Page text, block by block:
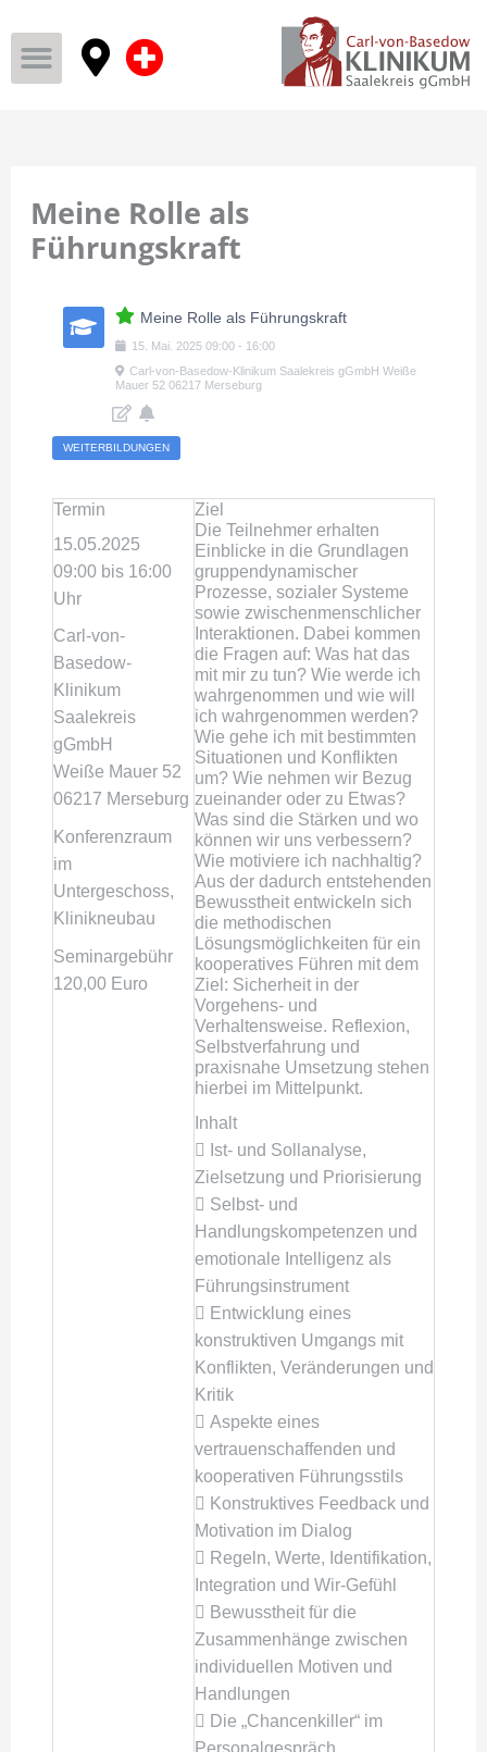
Meine Rolle als
Führungskraft
Meine Rolle als Führungskraft
15. Mai. 2025 09:00- 16:00
Carl-von-Basedow-Klinikum Saalekreis gGmbH Weiße
Mauer 52 06217 Merseburg
WEITERBILDUNGEN
Termin
15.05.2025
09:00 bis 16:00
Uhr
Carl-von-
Basedow-
Klinikum
Saalekreis
gGmbH
Weiße Mauer 52
06217 Merseburg
Konferenzraum
im
Untergeschoss,
Klinikneubau
Seminargebühr
120,00 Euro
Ziel
Die Teilnehmer erhalten
Einblicke in die Grundlagen
gruppendynamischer
Prozesse, sozialer Systeme
sowie zwischenmenschlicher
Interaktionen. Dabei kommen
die Fragen auf: Was hat das
mit mir zu tun? Wie werde ich
wahrgenommen und wie will
ich wahrgenommen werden?
Wie gehe ich mit bestimmten
Situationen und Konflikten
um? Wie nehmen wir Bezug
zueinander oder zu Etwas?
Was sind die Stärken und wo
können wir uns verbessern?
Wie motiviere ich nachhaltig?
Aus der dadurch entstehenden
Bewusstheit entwickeln sich
die methodischen
Lösungsmöglichkeiten für ein
kooperatives Führen mit dem
Ziel: Sicherheit in der
Vorgehens- und
Verhaltensweise. Reflexion,
Selbstverfahrung und
praxisnahe Umsetzung stehen
hierbei im Mittelpunkt.
Inhalt
 Ist- und Sollanalyse,
Zielsetzung und Priorisierung
 Selbst- und
Handlungskompetenzen und
emotionale Intelligenz als
Führungsinstrument
 Entwicklung eines
konstruktiven Umgangs mit
Konflikten, Veränderungen und
Kritik
 Aspekte eines
vertrauenschaffenden und
kooperativen Führungsstils
 Konstruktives Feedback und
Motivation im Dialog
 Regeln, Werte, Identifikation,
Integration und Wir-Gefühl
 Bewusstheit für die
Zusammenhänge zwischen
individuellen Motiven und
Handlungen
 Die „Chancenkiller“ im
Personalgespräch